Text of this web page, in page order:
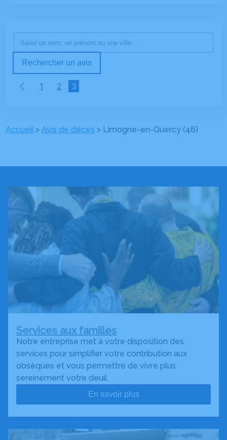
Rechercher un avis
1 2 3
Accueil >Avis de décès > Limogne-en-Quercy (46)
Services aux familles
Notre entreprise met à votre disposition des
services pour simplifier votre contribution aux
obsèques et vous permettre de vivre plus
sereinement votre deuil.
En savoir plus